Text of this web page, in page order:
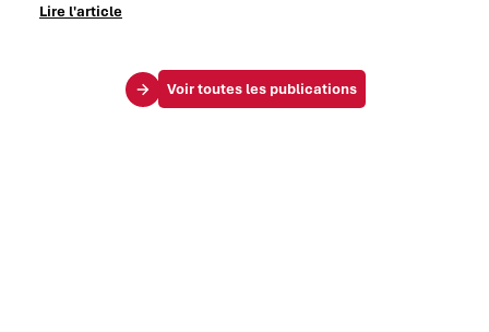
Lire l'article
Voir toutes les publications